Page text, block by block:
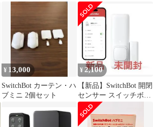
チボットハブ2 スマー
ット ハブ2 W3202106
スマートホーム 4in1温
湿度計付きスマートリ
モコン リモコン
ト ハブ ミニ スマート
用
¥ 13,000
SwitchBot カーテン・ハ
ブミニ 2個セット
¥ 2,100
【新品】SwitchBot 開閉
センサー スイッチボッ
ト 防犯 スマート家電